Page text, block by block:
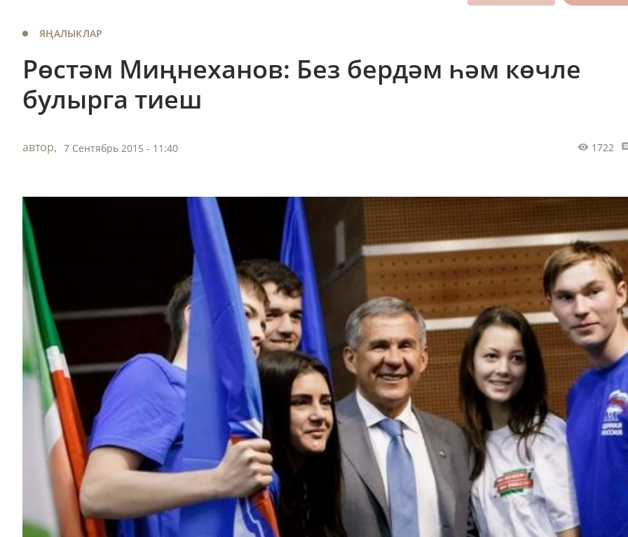
ЯҢАЛЫКЛАР
Рөстәм Миңнеханов: Без бердәм һәм көчле
булырга тиеш
автор, 7 Сентябрь 2015 - 11:40 1722